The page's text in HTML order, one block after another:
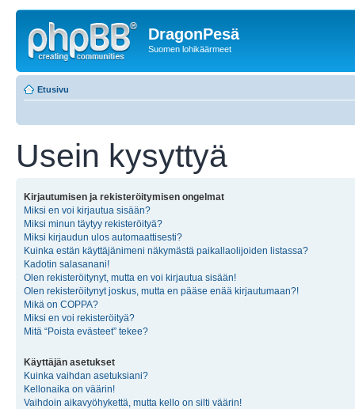
DragonPesä
Suomen lohikäärmeet
Etusivu
Usein kysyttyä
Kirjautumisen ja rekisteröitymisen ongelmat
Miksi en voi kirjautua sisään?
Miksi minun täytyy rekisteröityä?
Miksi kirjaudun ulos automaattisesti?
Kuinka estän käyttäjänimeni näkymästä paikallaolijoiden listassa?
Kadotin salasanani!
Olen rekisteröitynyt, mutta en voi kirjautua sisään!
Olen rekisteröitynyt joskus, mutta en pääse enää kirjautumaan?!
Mikä on COPPA?
Miksi en voi rekisteröityä?
Mitä “Poista evästeet” tekee?
Käyttäjän asetukset
Kuinka vaihdan asetuksiani?
Kellonaika on väärin!
Vaihdoin aikavyöhykettä, mutta kello on silti väärin!